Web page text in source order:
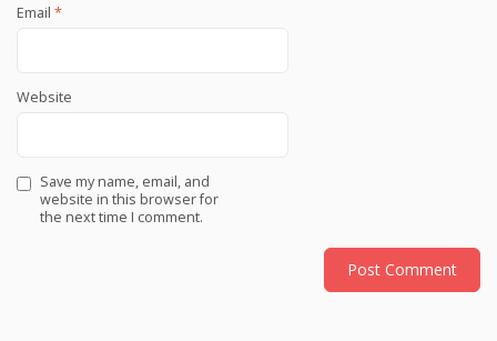
Email *
Website
Save my name, email, and
website in this browser for
the next time I comment.